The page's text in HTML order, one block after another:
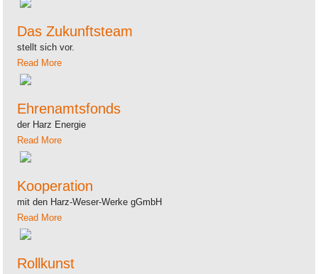
Das Zukunftsteam
stellt sich vor.
Read More
Ehrenamtsfonds
der Harz Energie
Read More
Kooperation
mit den Harz-Weser-Werke gGmbH
Read More
Rollkunst